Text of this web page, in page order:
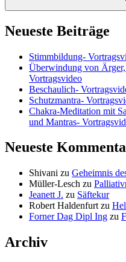
Neueste Beiträge
Stimmbildung-
Überwindung von
Vortragsvideo
Beschaulich-
Schutzmantra-
Chakra-Meditation mit
und Mantras-
Neueste
Shivani zu Geheimnis
Müller-Lesch zu
Jeanett J. zu Säftekur
Robert Haldenfurt zu
Forner Dag Dipl Ing zu
Archiv